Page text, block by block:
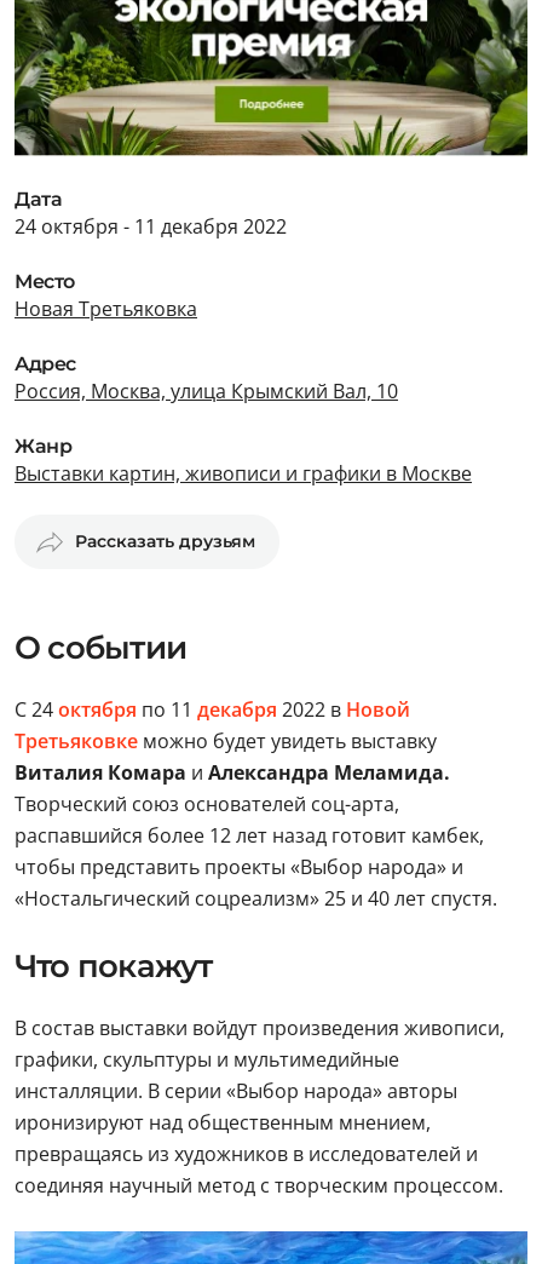
Дата
24 октября - 11 декабря 2022
Место
Новая Третьяковка
Адрес
Россия, Москва, улица Крымский Вал, 10
Жанр
Выставки картин, живописи и графики в Москве
Рассказать друзьям
О событии
С 24октября по 11 декабря 2022 в Новой
Третьяковке можно будет увидеть выставку
Виталия Комара и Александра Меламида.
Творческий союз основателей соц-арта,
распавшийся более 12 лет назад готовит камбек,
чтобы представить проекты «Выбор народа» и
«Ностальгический соцреализм» 25 и 40 лет спустя.
Что покажут
В состав выставки войдут произведения живописи,
графики, скульптуры и мультимедийные
инсталляции. В серии «Выбор народа» авторы
иронизируют над общественным мнением,
превращаясь из художников в исследователей и
соединяя научный метод с творческим процессом.